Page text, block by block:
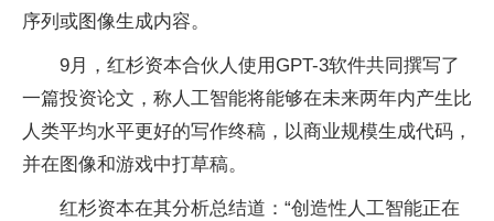
序列或图像生成内容。
9月，红杉资本合伙人使用GPT-3软件共同撰写了
一篇投资论文，称人工智能将能够在未来两年内产生比
人类平均水平更好的写作终稿，以商业规模生成代码，
并在图像和游戏中打草稿。
红杉资本在其分析总结道：“创造性人工智能正在